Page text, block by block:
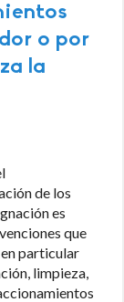
o por
la
de los
es
que
particular
limpieza,